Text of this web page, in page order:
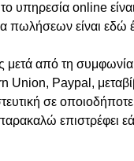
υπηρεσία online
είναι εδώ
μετά από τη συμφωνία
Union, Paypal,
σε οποιοδήποτε
επιστρέφει